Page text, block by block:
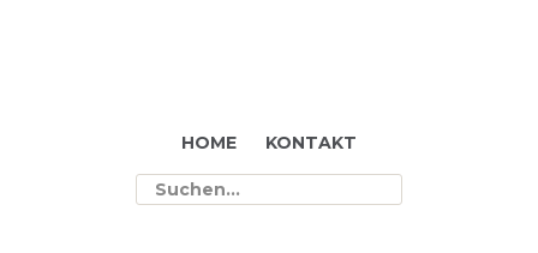
HOME KONTAKT